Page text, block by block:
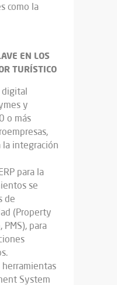
como la
EN LOS
TURÍSTICO
digital
y
o más
integración
para la
se
de
(Property
para
System